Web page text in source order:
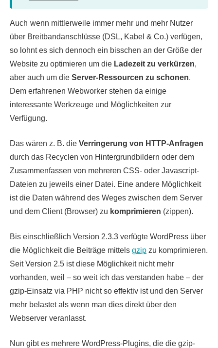
Auch wenn mittlerweile immer mehr und mehr Nutzer
über Breitbandanschlüsse (DSL, Kabel & Co.) verfügen,
so lohnt es sich dennoch ein bisschen an der Größe der
Website zu optimieren um die Ladezeit zu verkürzen,
aber auch um die Server-Ressourcen zu schonen.
Dem erfahrenen Webworker stehen da einige
interessante Werkzeuge und Möglichkeiten zur
Verfügung.
Das wären z. B. die Verringerung von HTTP-Anfragen
durch das Recyclen von Hintergrundbildern oder dem
Zusammenfassen von mehreren CSS- oder Javascript-
Dateien zu jeweils einer Datei. Eine andere Möglichkeit
ist die Daten während des Weges zwischen dem Server
und dem Client (Browser) zu komprimieren (zippen).
Bis einschließlich Version 2.3.3 verfügte WordPress über
die Möglichkeit die Beiträge mittels gzip zu komprimieren.
Seit Version 2.5 ist diese Möglichkeit nicht mehr
vorhanden, weil – so weit ich das verstanden habe – der
gzip-Einsatz via PHP nicht so effektiv ist und den Server
mehr belastet als wenn man dies direkt über den
Webserver veranlasst.
Nun gibt es mehrere WordPress-Plugins, die die gzip-